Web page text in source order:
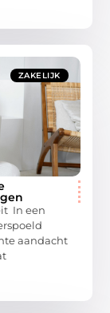
ZAKELIJK
In een
aandacht